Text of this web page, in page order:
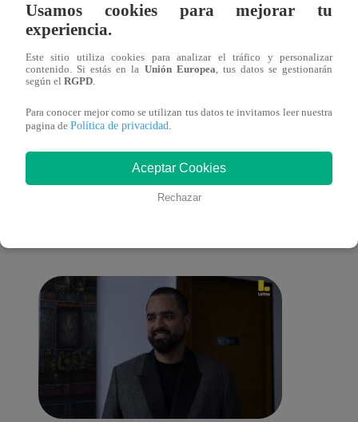
¿Por qué Nelly Rossinelli se volvió viral
antes de Navidad?
También te puede
Usamos cookies para mejorar tu
experiencia.
Este sitio utiliza cookies para analizar el tráfico y personalizar
contenido. Si estás en la Unión Europea , tus datos se gestionarán
según el RGPD
Para conocer mejor como se utilizan tus datos te invitamos leer nuestra
pagina de Política de privacidad
Aceptar Cookies
Rechazar